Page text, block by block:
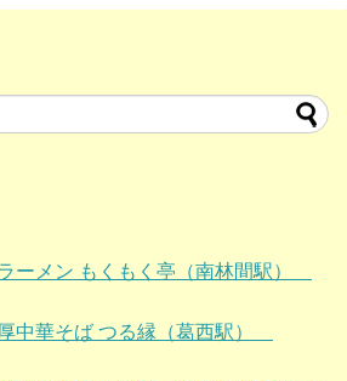
ーメン もくもく亭（南林間駅）
中華そば つる縁（葛西駅）